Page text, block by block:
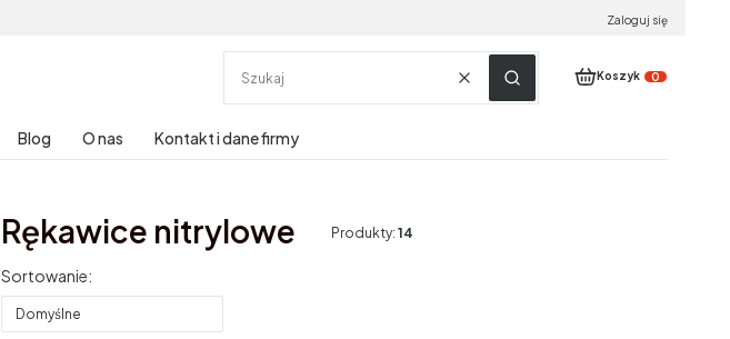
Zaloguj się
WyczyśćSzukaj Produkty w
Koszyk
Blog O nas
Kontakt i dane firmy
Rękawice nitrylowe Produkty: 14
Lista produktów
Sortowanie:
Domyślne